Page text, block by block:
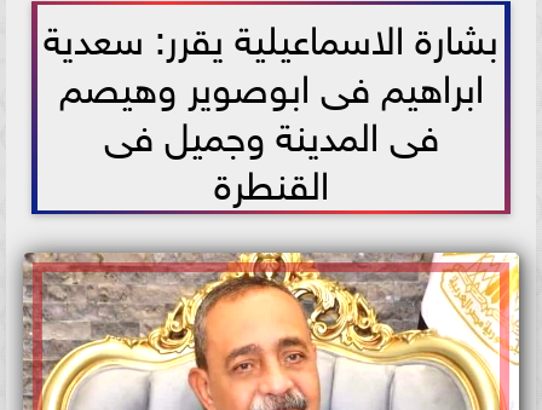
بشارة الاسماعيلية يقرر: سعدية
ابراهيم فى ابوصوير وهيصم
فى المدينة وجميل فى
القنطرة